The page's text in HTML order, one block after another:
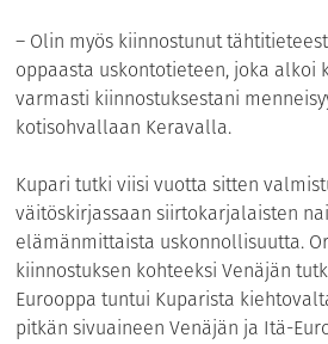
– Olin myös kiinnostunut
oppaasta uskontotieteen, joka alkoi
varmasti kiinnostuksestani
kotisohvallaan Keravalla.
Kupari tutki viisi vuotta sitten
väitöskirjassaan siirtokarjalaisten
elämänmittaista uskonnollisuutta.
kiinnostuksen kohteeksi Venäjän
Eurooppa tuntui Kuparista
pitkän sivuaineen Venäjän ja Itä-